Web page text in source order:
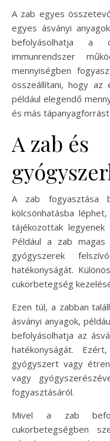
A zab egyes
egyes ásványi
befolyásolhatja a
immunrendszer
mennyiségben
összeállítani, hogy az
például elegendő
és más
A zab és
A zab fogyasztása
kölcsönhatásba
tájékozottak
Például a zab magas
gyógyszerek
hatékonyságát.
cukorbetegség
Ezen túl, a zabban
ásványi anyagok,
befolyásolhatja az
hatékonyságát.
gyógyszert vagy
vagy
fogyasztásáról.
Mivel a zab
cukorbetegségben